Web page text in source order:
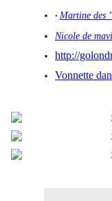
· Martine des
Nicole de
http://
Vonnette